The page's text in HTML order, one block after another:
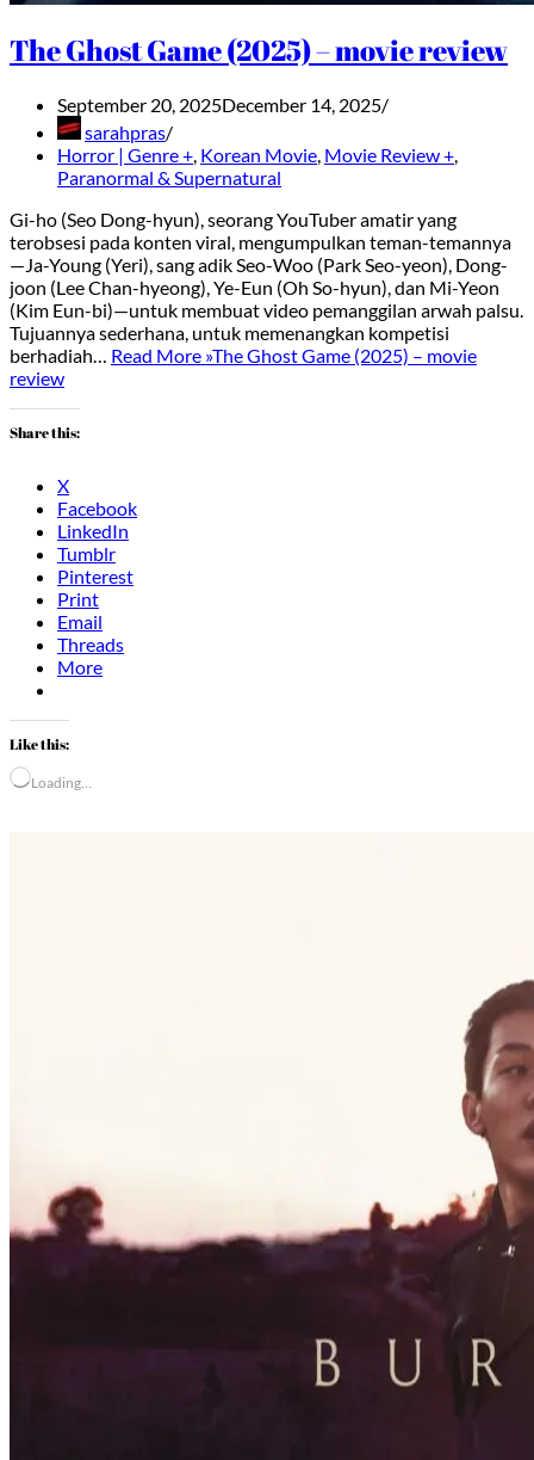
The Ghost Game (2025) – movie review
September 20, 2025December 14, 2025
sarahpras
Horror | Genre +, Korean Movie, Movie Review +,
Paranormal & Supernatural
Gi-ho (Seo Dong-hyun), seorang YouTuber amatir yang
terobsesi pada konten viral, mengumpulkan teman-temannya
—Ja-Young (Yeri), sang adik Seo-Woo (Park Seo-yeon), Dong-
joon (Lee Chan-hyeong), Ye-Eun (Oh So-hyun), dan Mi-Yeon
(Kim Eun-bi)—untuk membuat video pemanggilan arwah palsu.
Tujuannya sederhana, untuk memenangkan kompetisi
berhadiah… Read More »The Ghost Game (2025) – movie
review
Share this:
X
Facebook
LinkedIn
Tumblr
Pinterest
Print
Email
Threads
More
Like this:
Loading…